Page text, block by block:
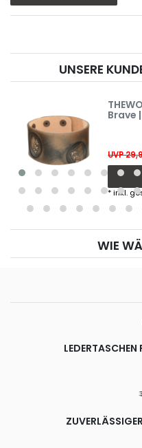
UNSERE
Brave
UVP
*inkl.
WIE
LEDERTASCHEN